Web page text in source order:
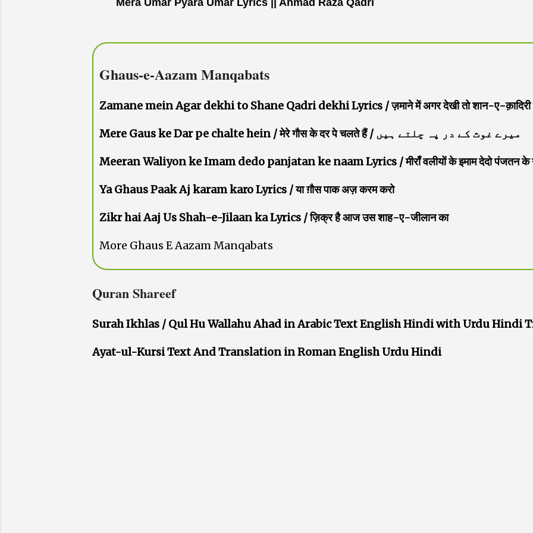
Mera Umar Pyara Umar Lyrics || Ahmad Raza Qadri
Ghaus-e-Aazam Manqabats
Zamane mein Agar dekhi to Shane Qadri dekhi Lyrics / ज़माने में अगर देखी तो शान-ए-क़ादिरी
Mere Gaus ke Dar pe chalte hein / मेरे गौस के दर पे चलते हैं / میرے غوث کے در پہ چلتے ہیں
Meeran Waliyon ke Imam dedo panjatan ke naam Lyrics / मीराँ वलीयों के इमाम देदो पंजतन के
Ya Ghaus Paak Aj karam karo Lyrics / या ग़ौस पाक अज़ करम करो
Zikr hai Aaj Us Shah-e-Jilaan ka Lyrics / ज़िक्र है आज उस शाह-ए-जीलान का
More Ghaus E Aazam Manqabats
Quran Shareef
Surah Ikhlas / Qul Hu Wallahu Ahad in Arabic Text English Hindi with Urdu Hindi
Ayat-ul-Kursi Text And Translation in Roman English Urdu Hindi